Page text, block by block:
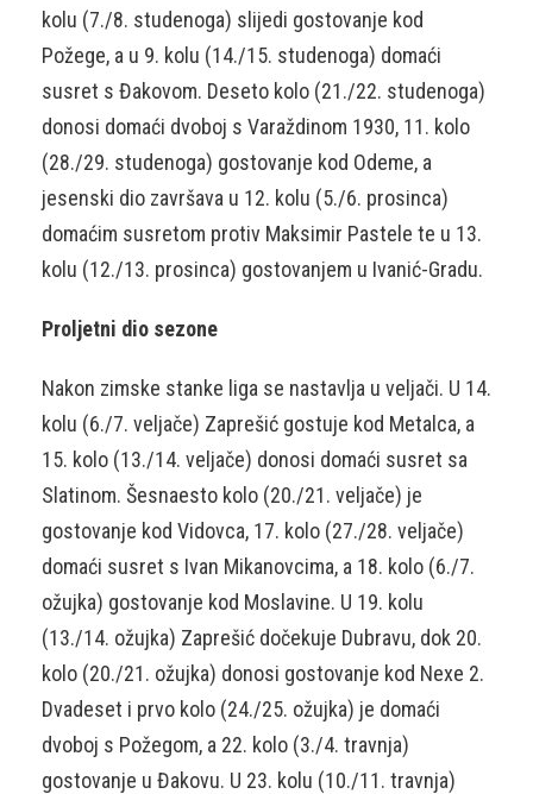
kolu (7./8. studenoga) slijedi gostovanje kod
Požege, a u 9. kolu (14./15. studenoga) domaći
susret s Đakovom. Deseto kolo (21./22. studenoga)
donosi domaći dvoboj s Varaždinom 1930, 11. kolo
(28./29. studenoga) gostovanje kod Odeme, a
jesenski dio završava u 12. kolu (5./6. prosinca)
domaćim susretom protiv Maksimir Pastele te u 13.
kolu (12./13. prosinca) gostovanjem u Ivanić-Gradu.
Proljetni dio sezone
Nakon zimske stanke liga se nastavlja u veljači. U 14.
kolu (6./7. veljače) Zaprešić gostuje kod Metalca, a
15. kolo (13./14. veljače) donosi domaći susret sa
Slatinom. Šesnaesto kolo (20./21. veljače) je
gostovanje kod Vidovca, 17. kolo (27./28. veljače)
domaći susret s Ivan Mikanovcima, a 18. kolo (6./7.
ožujka) gostovanje kod Moslavine. U 19. kolu
(13./14. ožujka) Zaprešić dočekuje Dubravu, dok 20.
kolo (20./21. ožujka) donosi gostovanje kod Nexe 2.
Dvadeset i prvo kolo (24./25. ožujka) je domaći
dvoboj s Požegom, a 22. kolo (3./4. travnja)
gostovanje u Đakovu. U 23. kolu (10./11. travnja)